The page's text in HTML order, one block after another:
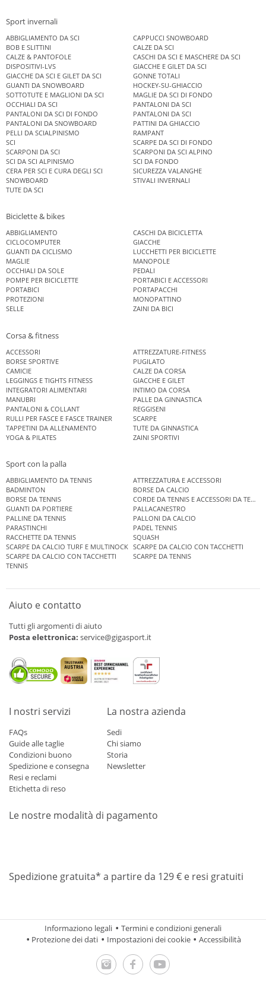
Sport invernali
ABBIGLIAMENTO DA SCI
CAPPUCCI SNOWBOARD
BOB E SLITTINI
CALZE DA SCI
CALZE & PANTOFOLE
CASCHI DA SCI E MASCHERE DA SCI
DISPOSITIVI-LVS
GIACCHE E GILET DA SCI
GIACCHE DA SCI E GILET DA SCI
GONNE TOTALI
GUANTI DA SNOWBOARD
HOCKEY-SU-GHIACCIO
SOTTOTUTE E MAGLIONI DA SCI
MAGLIE DA SCI DI FONDO
OCCHIALI DA SCI
PANTALONI DA SCI
PANTALONI DA SCI DI FONDO
PANTALONI DA SCI
PANTALONI DA SNOWBOARD
PATTINI DA GHIACCIO
PELLI DA SCIALPINISMO
RAMPANT
SCI
SCARPE DA SCI DI FONDO
SCARPONI DA SCI
SCARPONI DA SCI ALPINO
SCI DA SCI ALPINISMO
SCI DA FONDO
CERA PER SCI E CURA DEGLI SCI
SICUREZZA VALANGHE
SNOWBOARD
STIVALI INVERNALI
TUTE DA SCI
Biciclette & bikes
ABBIGLIAMENTO
CASCHI DA BICICLETTA
CICLOCOMPUTER
GIACCHE
GUANTI DA CICLISMO
LUCCHETTI PER BICICLETTE
MAGLIE
MANOPOLE
OCCHIALI DA SOLE
PEDALI
POMPE PER BICICLETTE
PORTABICI E ACCESSORI
PORTABICI
PORTAPACCHI
PROTEZIONI
MONOPATTINO
SELLE
ZAINI DA BICI
Corsa & fitness
ACCESSORI
ATTREZZATURE-FITNESS
BORSE SPORTIVE
PUGILATO
CAMICIE
CALZE DA CORSA
LEGGINGS E TIGHTS FITNESS
GIACCHE E GILET
INTEGRATORI ALIMENTARI
INTIMO DA CORSA
MANUBRI
PALLE DA GINNASTICA
PANTALONI & COLLANT
REGGISENI
RULLI PER FASCE E FASCE TRAINER
SCARPE
TAPPETINI DA ALLENAMENTO
TUTE DA GINNASTICA
YOGA & PILATES
ZAINI SPORTIVI
Sport con la palla
ABBIGLIAMENTO DA TENNIS
ATTREZZATURA E ACCESSORI
BADMINTON
BORSE DA CALCIO
BORSE DA TENNIS
CORDE DA TENNIS E ACCESSORI DA TENNIS
GUANTI DA PORTIERE
PALLACANESTRO
PALLINE DA TENNIS
PALLONI DA CALCIO
PARASTINCHI
PADEL TENNIS
RACCHETTE DA TENNIS
SQUASH
SCARPE DA CALCIO TURF E MULTINOCK SCARPE DA CALCIO CON TACCHETTI
SCARPE DA CALCIO CON TACCHETTI
SCARPE DA TENNIS
TENNIS
Aiuto e contatto
Tutti gli argomenti di aiuto
Posta elettronica: service@gigasport.it
I nostri servizi
FAQs
Guide alle taglie
Condizioni buono
Spedizione e consegna
Resi e reclami
Etichetta di reso
La nostra azienda
Sedi
Chi siamo
Storia
Newsletter
Le nostre modalità di pagamento
Spedizione gratuita* a partire da 129 € e resi gratuiti
Informaziono legali
Termini e condizioni generali
Protezione dei dati
Impostazioni dei cookie Accessibilità